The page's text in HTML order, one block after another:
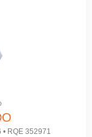
• RQE 352971